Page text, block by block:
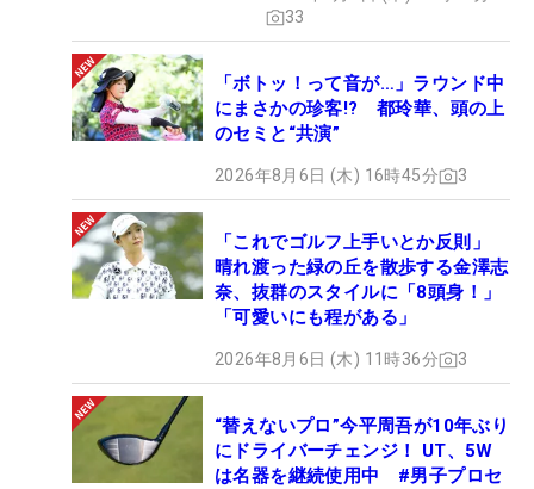
33
「ボトッ！って音が…」ラウンド中
にまさかの珍客!? 都玲華、頭の上
のセミと“共演”
2026年8月6日 (木) 16時45分 3
「これでゴルフ上手いとか反則」
晴れ渡った緑の丘を散歩する金澤志
奈、抜群のスタイルに「8頭身！」
「可愛いにも程がある」
2026年8月6日 (木) 11時36分 3
“替えないプロ”今平周吾が10年ぶり
にドライバーチェンジ！ UT、5W
は名器を継続使用中 #男子プロセ